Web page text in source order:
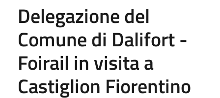
Delegazione del
Comune di Dalifort -
Foirail in visita a
Castiglion Fiorentino